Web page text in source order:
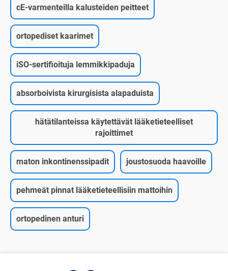
cE-varmenteilla kalusteiden peitteet
ortopediset kaarimet
iSO-sertifioituja lemmikkipaduja
absorboivista kirurgisista alapaduista
hätätilanteissa käytettävät lääketieteelliset
rajoittimet
maton inkontinenssipadit joustosuoda haavoille
pehmeät pinnat lääketieteellisiin mattoihin
ortopedinen anturi